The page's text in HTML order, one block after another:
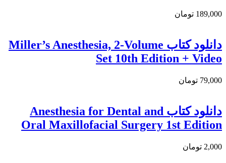
189,000 تومان
دانلود کتاب Miller’s Anesthesia, 2-Volume
Set 10th Edition + Video
79,000 تومان
دانلود کتاب Anesthesia for Dental and
Oral Maxillofacial Surgery 1st Edition
2,000 تومان